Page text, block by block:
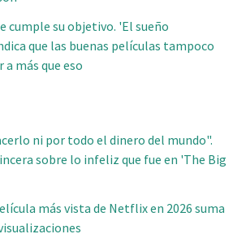
cumple su objetivo. 'El sueño
que las buenas películas tampoco
más que eso
ni por todo el dinero del mundo".
sobre lo infeliz que fue en 'The Big
más vista de Netflix en 2026 suma